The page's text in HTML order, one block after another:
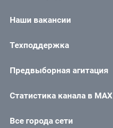
Наши вакансии
Техподдержка
Предвыборная агитация
Статистика канала в MAX
Все города сети